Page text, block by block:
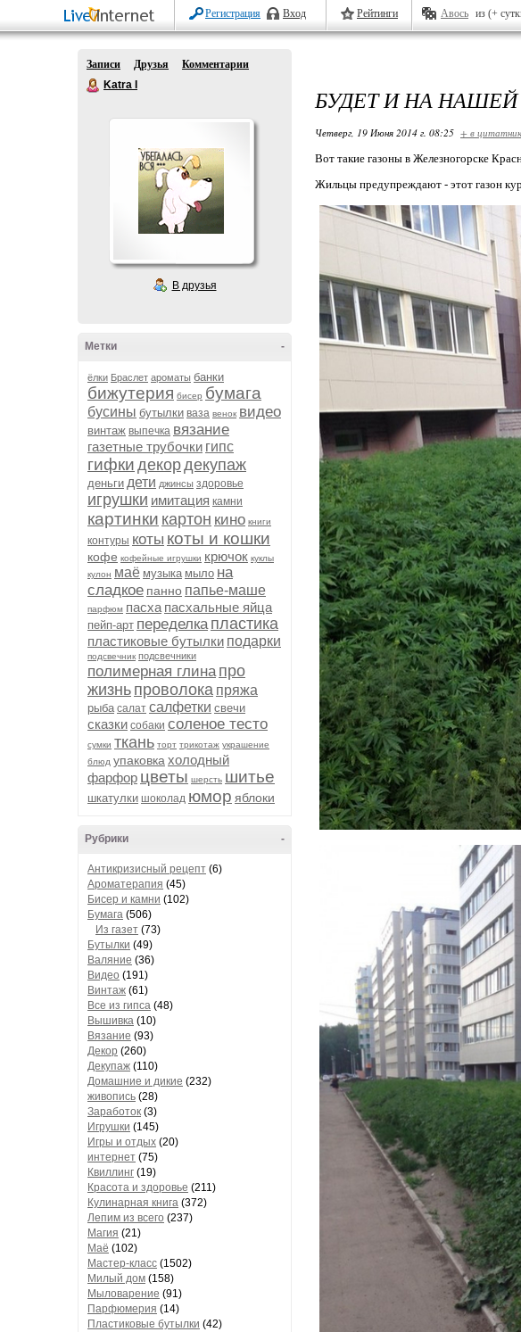
Регистрация Вход Рейтинги Авось из (+
Записи Друзья
Комментарии
Katra I
В друзья
-
Метки
ёлки Браслет ароматы банки
бижутерия бисер бумага
бусины бутылки ваза венок видео
винтаж выпечка вязание
газетные трубочки гипс
гифки декордекупаж
деньги дети джинсы здоровье
игрушки имитация камни
картинки картон кино книги
контуры коты коты и кошки
кофе кофейные игрушки крючок куклы
кулон маё музыка мыло на
сладкое панно папье-маше
парфюм пасха пасхальные яйца
пейп-арт переделка пластика
пластиковые бутылки подарки
подсвечник подсвечники
полимерная глина про
жизнь проволока пряжа
рыба салат салфетки свечи
сказки собаки соленое тесто
сумки ткань торт трикотаж украшение
блюд упаковка холодный
фарфор цветы шерсть шитье
шкатулки шоколад юмор яблоки
-
Рубрики
Антикризисный рецепт (6)
Ароматерапия (45)
Бисер и камни (102)
Бумага (506)
Из газет (73)
Бутылки (49)
Валяние (36)
Видео (191)
Винтаж (61)
Все из гипса (48)
Вышивка (10)
Вязание (93)
Декор (260)
Декупаж (110)
Домашние и дикие (232)
живопись (28)
Заработок (3)
Игрушки (145)
Игры и отдых (20)
интернет (75)
Квиллинг (19)
Красота и здоровье (211)
Кулинарная книга (372)
Лепим из всего (237)
Магия (21)
Маё (102)
Мастер-класс (1502)
Милый дом (158)
Мыловарение (91)
Парфюмерия (14)
Пластиковые бутылки (42)
БУДЕТ И НА
Четверг, 19 Июня 2014 г. 08:25 + в цитатник
Вот такие газоны в Железногорске
Жильцы предупреждают - этот газон